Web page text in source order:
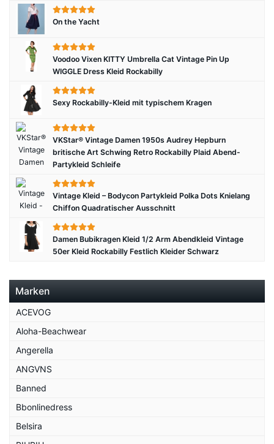
On the Yacht
Voodoo Vixen KITTY Umbrella Cat Vintage Pin Up
WIGGLE Dress Kleid Rockabilly
Sexy Rockabilly-Kleid mit typischem Kragen
VKStar® Vintage Damen 1950s Audrey Hepburn
britische Art Schwing Retro Rockabilly Plaid Abend-
Partykleid Schleife
Vintage Kleid – Bodycon Partykleid Polka Dots Knielang
Chiffon Quadratischer Ausschnitt
Damen Bubikragen Kleid 1/2 Arm Abendkleid Vintage
50er Kleid Rockabilly Festlich Kleider Schwarz
Marken
ACEVOG
Aloha-Beachwear
Angerella
ANGVNS
Banned
Bbonlinedress
Belsira